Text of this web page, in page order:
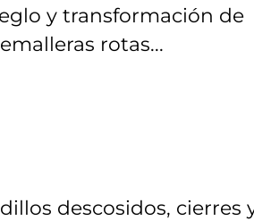
y transformación de
rotas...
descosidos, cierres